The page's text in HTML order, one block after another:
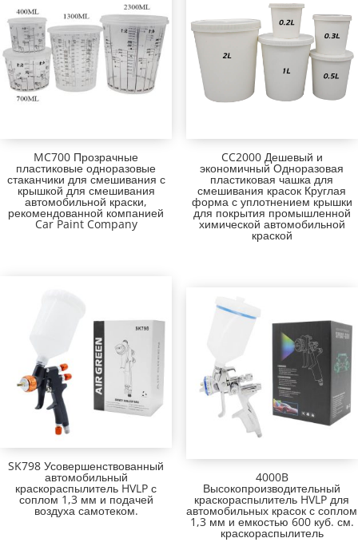
MC700 Прозрачные
пластиковые одноразовые
стаканчики для смешивания с
крышкой для смешивания
автомобильной краски,
рекомендованной компанией
Car Paint Company
CC2000 Дешевый и
экономичный Одноразовая
пластиковая чашка для
смешивания красок Круглая
форма с уплотнением крышки
для покрытия промышленной
химической автомобильной
краской
SK798 Усовершенствованный
автомобильный
краскораспылитель HVLP с
соплом 1,3 мм и подачей
воздуха самотеком.
4000B
Высокопроизводительный
краскораспылитель HVLP для
автомобильных красок с соплом
1,3 мм и емкостью 600 куб. см.
краскораспылитель